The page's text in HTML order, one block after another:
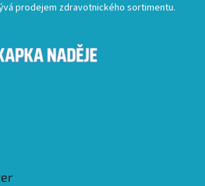
prodejem zdravotnického sortimentu.